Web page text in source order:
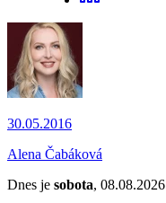
30.05.2016
Alena Čabáková
Dnes je sobota, 08.08.2026